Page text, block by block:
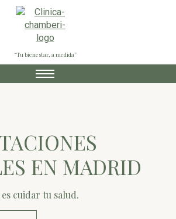
“Tu bienestar, a medida”
EN MADRID
cuidar tu salud.